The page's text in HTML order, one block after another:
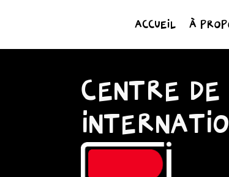
ACCUEIL À
CENTRE